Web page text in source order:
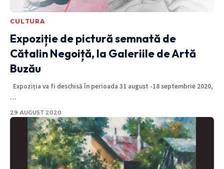
CULTURA
Expoziție de pictură semnată de
Cătalin Negoiță, la Galeriile de Artă
Buzău
Expoziția va fi deschisă în perioada 31 august -18 septembrie 2020,
…
29 AUGUST 2020